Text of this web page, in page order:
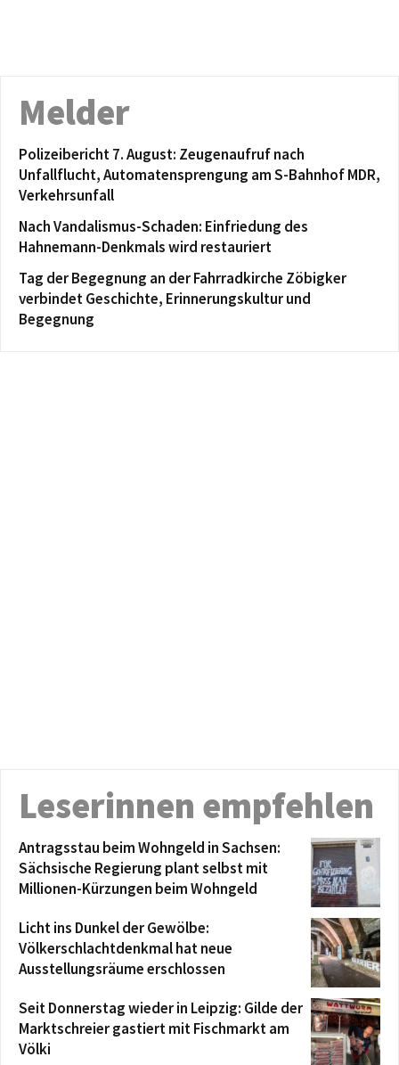
Melder
Polizeibericht 7. August: Zeugenaufruf nach
Unfallflucht, Automatensprengung am S-Bahnhof MDR,
Verkehrsunfall
Nach Vandalismus-Schaden: Einfriedung des
Hahnemann-Denkmals wird restauriert
Tag der Begegnung an der Fahrradkirche Zöbigker
verbindet Geschichte, Erinnerungskultur und
Begegnung
Leserinnen empfehlen
Antragsstau beim Wohngeld in Sachsen:
Sächsische Regierung plant selbst mit
Millionen-Kürzungen beim Wohngeld
Licht ins Dunkel der Gewölbe:
Völkerschlachtdenkmal hat neue
Ausstellungsräume erschlossen
Seit Donnerstag wieder in Leipzig: Gilde der
Marktschreier gastiert mit Fischmarkt am
Völki